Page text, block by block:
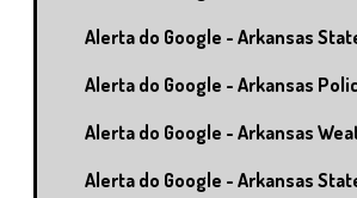
Alerta do Google - Arkansas
Alerta do Google - Arkansas
Alerta do Google - Arkansas
Alerta do Google - Arkansas